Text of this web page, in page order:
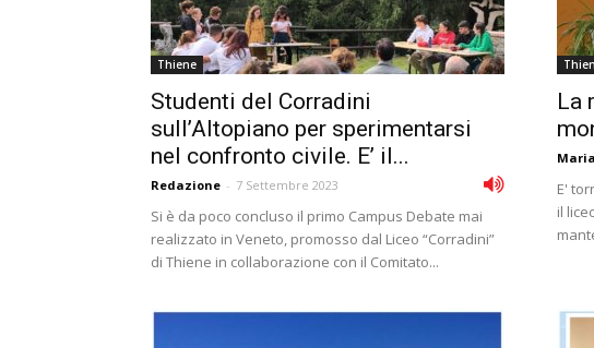
Thiene
Studenti del Corradini
sull’Altopiano per sperimentarsi
nel confronto civile. E’ il...
Redazione - 7 Settembre 2023
Si è da poco concluso il primo Campus Debate mai
realizzato in Veneto, promosso dal Liceo “Corradini”
di Thiene in collaborazione con il Comitato...
La
E'
il